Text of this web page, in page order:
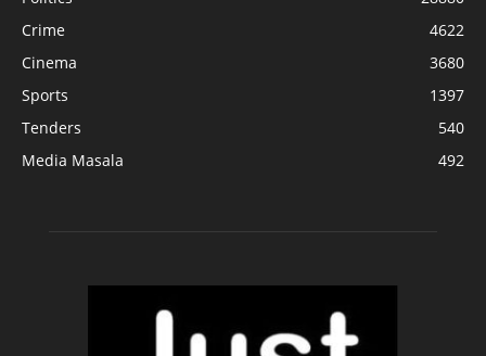
Crime
4622
Cinema
3680
Sports
1397
Tenders
540
Media Masala
492